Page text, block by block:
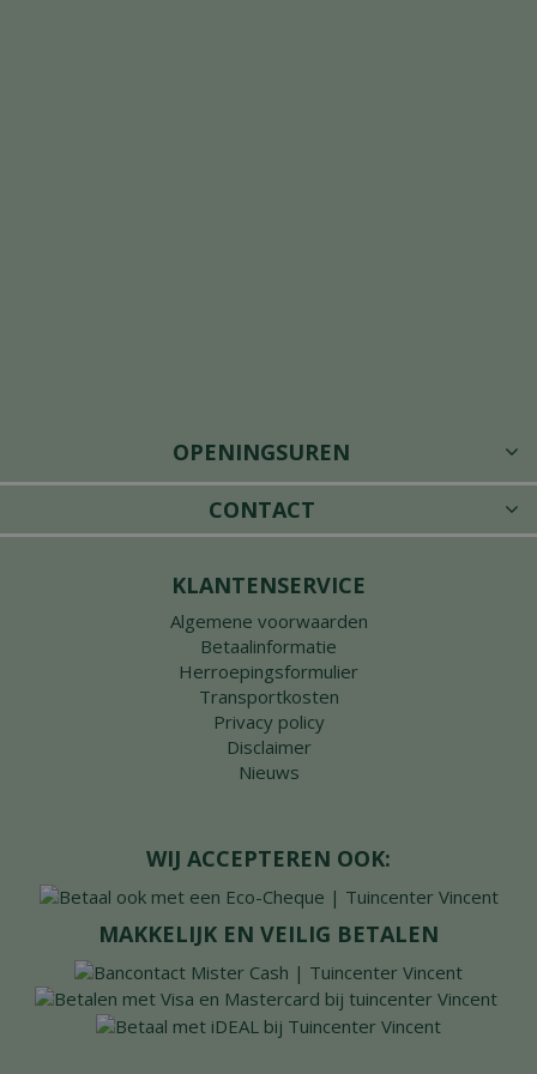
OPENINGSUREN
CONTACT
KLANTENSERVICE
Algemene voorwaarden
Betaalinformatie
Herroepingsformulier
Transportkosten
Privacy policy
Disclaimer
Nieuws
WIJ ACCEPTEREN OOK:
MAKKELIJK EN VEILIG BETALEN